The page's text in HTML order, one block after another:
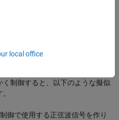
制御すると、以下のような擬似
御で使用する正弦波信号を作り
local office